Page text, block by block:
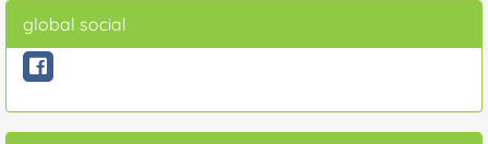
global social